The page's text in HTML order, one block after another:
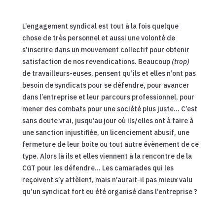
L’engagement syndical est tout à la fois quelque
chose de très personnel et aussi une volonté de
s’inscrire dans un mouvement collectif pour obtenir
satisfaction de nos revendications. Beaucoup (trop)
de travailleurs-euses, pensent qu’ils et elles n’ont pas
besoin de syndicats pour se défendre, pour avancer
dans l’entreprise et leur parcours professionnel, pour
mener des combats pour une société plus juste… C’est
sans doute vrai, jusqu’au jour où ils/elles ont à faire à
une sanction injustifiée, un licenciement abusif, une
fermeture de leur boite ou tout autre évènement de ce
type. Alors là ils et elles viennent à la rencontre de la
CGT pour les défendre… Les camarades qui les
reçoivent s’y attèlent, mais n’aurait-il pas mieux valu
qu’un syndicat fort eu été organisé dans l’entreprise ?